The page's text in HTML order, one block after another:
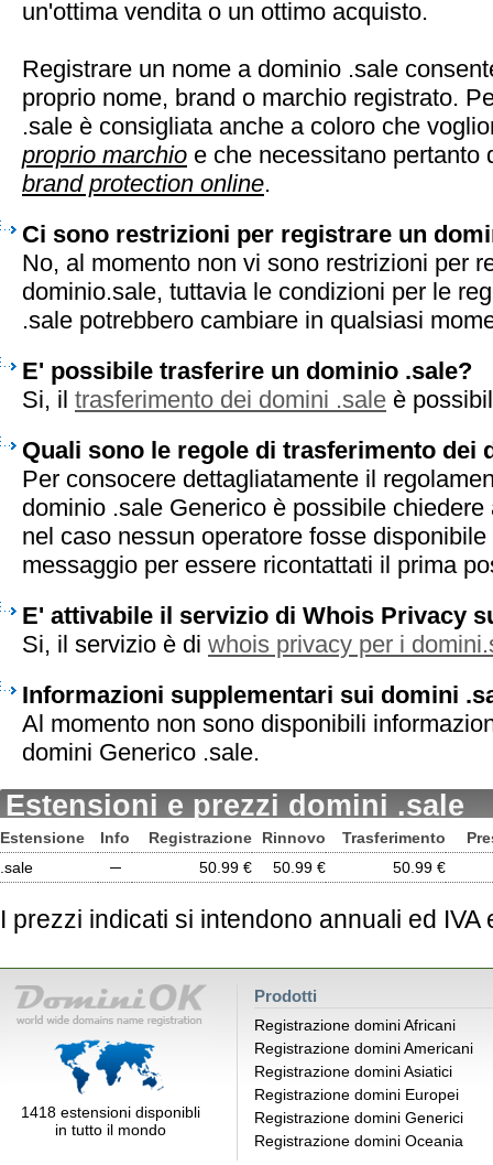
un'ottima vendita o un ottimo acquisto.
Registrare un nome a dominio .sale
proprio nome, brand o marchio registrato.
.sale è consigliata anche a coloro che
proprio marchio e che necessitano pertanto
brand protection online.
Ci sono restrizioni per registrare un
No, al momento non vi sono restrizioni per
dominio.sale, tuttavia le condizioni per le
.sale potrebbero cambiare in qualsiasi
E' possibile trasferire un dominio .sale?
Si, il trasferimento dei domini .sale è
Quali sono le regole di trasferimento dei
Per consocere dettagliatamente il
dominio .sale Generico è possibile
nel caso nessun operatore fosse
messaggio per essere ricontattati il prima
E' attivabile il servizio di Whois Privacy
Si, il servizio è di whois privacy per i
Informazioni supplementari sui domini
Al momento non sono disponibili
domini Generico .sale.
Estensioni e prezzi domini .sale
Estensione Info Registrazione Rinnovo Trasferimento
.sale
─ 50.99 € 50.99 € 50.99 €
I prezzi indicati si intendono annuali ed IVA
1418 estensioni disponibli
in tutto il mondo
Prodotti
Registrazione domini Africani
Registrazione domini Americani
Registrazione domini Asiatici
Registrazione domini Europei
Registrazione domini Generici
Registrazione domini Oceania